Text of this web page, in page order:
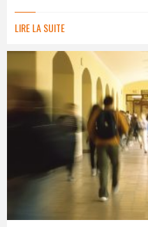
LIRE LA SUITE